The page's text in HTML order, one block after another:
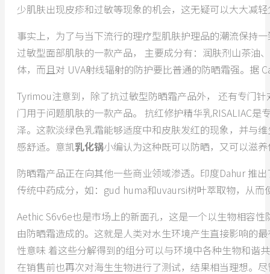
少肌肤出现皮疹和过敏等现象的机会，这无疑可以大大减
事实上，为了与当下流行的理疗型肌肤护理品的潮流保持
过敏型面部肌肤的一款产品， 主要成分有：润肤剂山茶油
体，而且对 UVA射线辐射的防护要比普通的防晒霜强。据
Tyrimou注意到，除了抗过敏型防晒霜产品外， 还有专门
门用于问题肌肤的一款产品。 抗红修护精华乳RISALIAC
泽。这款淡绿色乳霜能够适度中和皮肤发红的现象，并与
感舒适。意凯乳化锅小编认为这种既可以防晒，又可以滋
防晒霜产品正在向其他一些商业领域渗透。印度Dahur 推
传统中药成分，如：gud huma和uvaursi树叶萃取物，从而
Aethic S6v6e也是市场上的新面孔，这是一个以生物相容
由防晒霜造成的。这就是人类对水生环境产生直接影响的
性意味 着这些分解得到的组分可以与环境中各种生物和谐
在销售前也再次对海生生物进行了测试，结果相当理想。